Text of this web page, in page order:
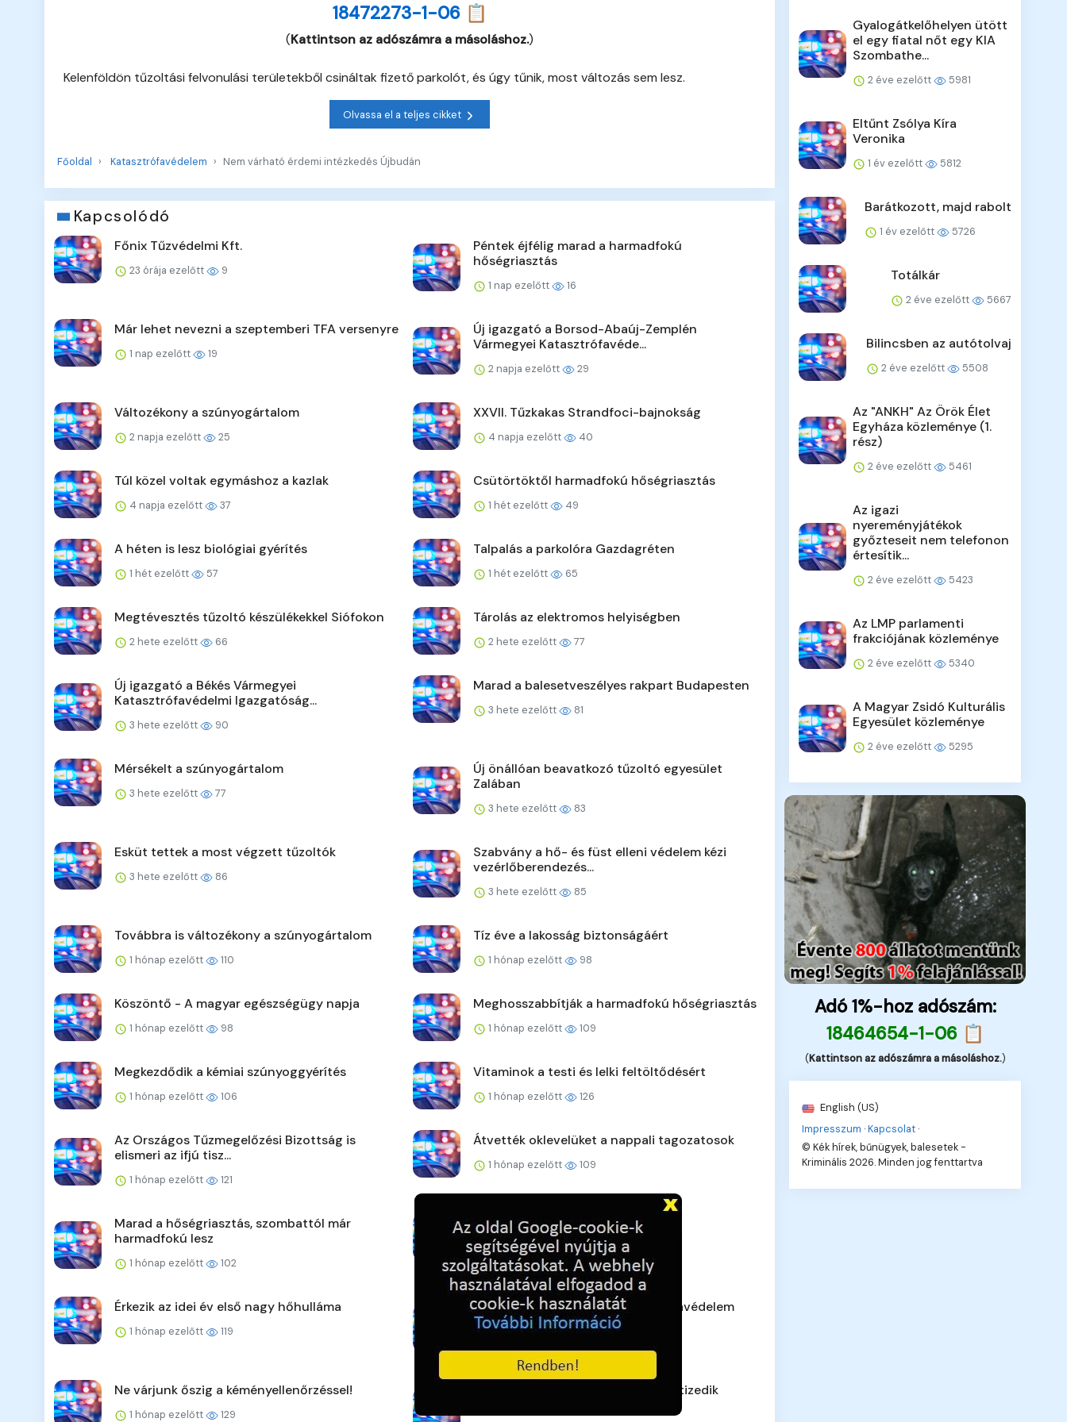
18472273-1-06 📋
(Kattintson az adószámra a másoláshoz.)
Kelenföldön tűzoltási felvonulási területekből csináltak fizető parkolót, és úgy tűnik, most változás sem lesz.
Olvassa el a teljes cikket
Főoldal Katasztrófavédelem Nem várható érdemi intézkedés Újbudán
Kapcsolódó
Főnix Tűzvédelmi Kft.
23 órája ezelőtt 9
Péntek éjfélig marad a harmadfokú
hőségriasztás
1 nap ezelőtt 16
Már lehet nevezni a szeptemberi TFA versenyre
1 nap ezelőtt 19
Új igazgató a Borsod-Abaúj-Zemplén
Vármegyei Katasztrófavéde...
2 napja ezelőtt 29
Változékony a szúnyogártalom
2 napja ezelőtt 25
XXVII. Tűzkakas Strandfoci-bajnokság
4 napja ezelőtt 40
Túl közel voltak egymáshoz a kazlak
4 napja ezelőtt 37
Csütörtöktől harmadfokú hőségriasztás
1 hét ezelőtt 49
A héten is lesz biológiai gyérítés
1 hét ezelőtt 57
Talpalás a parkolóra Gazdagréten
1 hét ezelőtt 65
Megtévesztés tűzoltó készülékekkel Siófokon
2 hete ezelőtt 66
Tárolás az elektromos helyiségben
2 hete ezelőtt 77
Új igazgató a Békés Vármegyei
Katasztrófavédelmi Igazgatóság...
3 hete ezelőtt 90
Marad a balesetveszélyes rakpart Budapesten
3 hete ezelőtt 81
Mérsékelt a szúnyogártalom
3 hete ezelőtt 77
Új önállóan beavatkozó tűzoltó egyesület
Zalában
3 hete ezelőtt 83
Esküt tettek a most végzett tűzoltók
3 hete ezelőtt 86
Szabvány a hő- és füst elleni védelem kézi
vezérlőberendezés...
3 hete ezelőtt 85
Továbbra is változékony a szúnyogártalom
1 hónap ezelőtt 110
Tíz éve a lakosság biztonságáért
1 hónap ezelőtt 98
Köszöntő - A magyar egészségügy napja
1 hónap ezelőtt 98
Meghosszabbítják a harmadfokú hőségriasztás
1 hónap ezelőtt 109
Megkezdődik a kémiai szúnyoggyérítés
1 hónap ezelőtt 106
Vitaminok a testi és lelki feltöltődésért
1 hónap ezelőtt 126
Az Országos Tűzmegelőzési Bizottság is
elismeri az ifjú tisz...
1 hónap ezelőtt 121
Átvették oklevelüket a nappali tagozatosok
1 hónap ezelőtt 109
Marad a hőségriasztás, szombattól már
harmadfokú lesz
1 hónap ezelőtt 102
Megnyílt Szeifert Imre kiállítása
1 hónap ezelőtt 117
Érkezik az idei év első nagy hőhulláma
1 hónap ezelőtt 119
Új járművekkel bővült a katasztrófavédelem
járműparkja
1 hónap ezelőtt 142
Ne várjunk őszig a kéményellenőrzéssel!
1 hónap ezelőtt 129
Grimpday XX-Treme – A HUNOR a tizedik
Gyalogátkelőhelyen ütött
el egy fiatal nőt egy KIA
Szombathe...
2 éve ezelőtt 5981
Eltűnt Zsólya Kíra
Veronika
1 év ezelőtt 5812
Barátkozott, majd rabolt
1 év ezelőtt 5726
Totálkár
2 éve ezelőtt 5667
Bilincsben az autótolvaj
2 éve ezelőtt 5508
Az "ANKH" Az Örök Élet
Egyháza közleménye (1.
rész)
2 éve ezelőtt 5461
Az igazi
nyereményjátékok
győzteseit nem telefonon
értesítik...
2 éve ezelőtt 5423
Az LMP parlamenti
frakciójának közleménye
2 éve ezelőtt 5340
A Magyar Zsidó Kulturális
Egyesület közleménye
2 éve ezelőtt 5295
Adó 1%-hoz adószám:
18464654-1-06 📋
(Kattintson az adószámra a másoláshoz.)
English (US)
Impresszum ·Kapcsolat ·
© Kék hírek, bűnügyek, balesetek -
Kriminális 2026. Minden jog fenttartva